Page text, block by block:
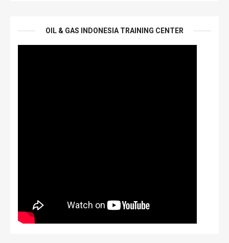
OIL & GAS INDONESIA TRAINING CENTER